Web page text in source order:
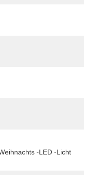
-LED -Licht